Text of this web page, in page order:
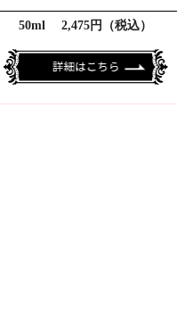
50ml 2,475円（税込）